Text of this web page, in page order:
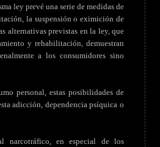
ley prevé una serie de medidas de
la suspensión o eximición de
alternativas previstas en la ley, que
y rehabilitación, demuestran
a los consumidores sino
personal, estas posibilidades de
adicción, dependencia psíquica o
narcotráfico, en especial de los